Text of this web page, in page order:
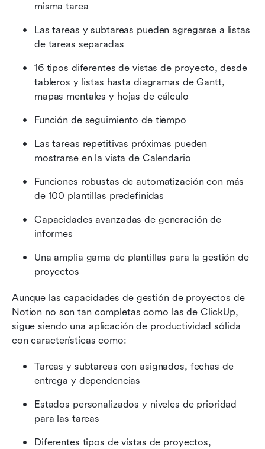
misma tarea
Las tareas y subtareas pueden agregarse a listas
de tareas separadas
16 tipos diferentes de vistas de proyecto, desde
tableros y listas hasta diagramas de Gantt,
mapas mentales y hojas de cálculo
Función de seguimiento de tiempo
Las tareas repetitivas próximas pueden
mostrarse en la vista de Calendario
Funciones robustas de automatización con más
de 100 plantillas predefinidas
Capacidades avanzadas de generación de
informes
Una amplia gama de plantillas para la gestión de
proyectos
Aunque las capacidades de gestión de proyectos de
Notion no son tan completas como las de ClickUp,
sigue siendo una aplicación de productividad sólida
con características como:
Tareas y subtareas con asignados, fechas de
entrega y dependencias
Estados personalizados y niveles de prioridad
para las tareas
Diferentes tipos de vistas de proyectos,